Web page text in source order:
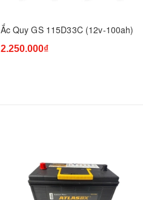
Ắc Quy GS 115D33C (12v-100ah)
2.250.000₫